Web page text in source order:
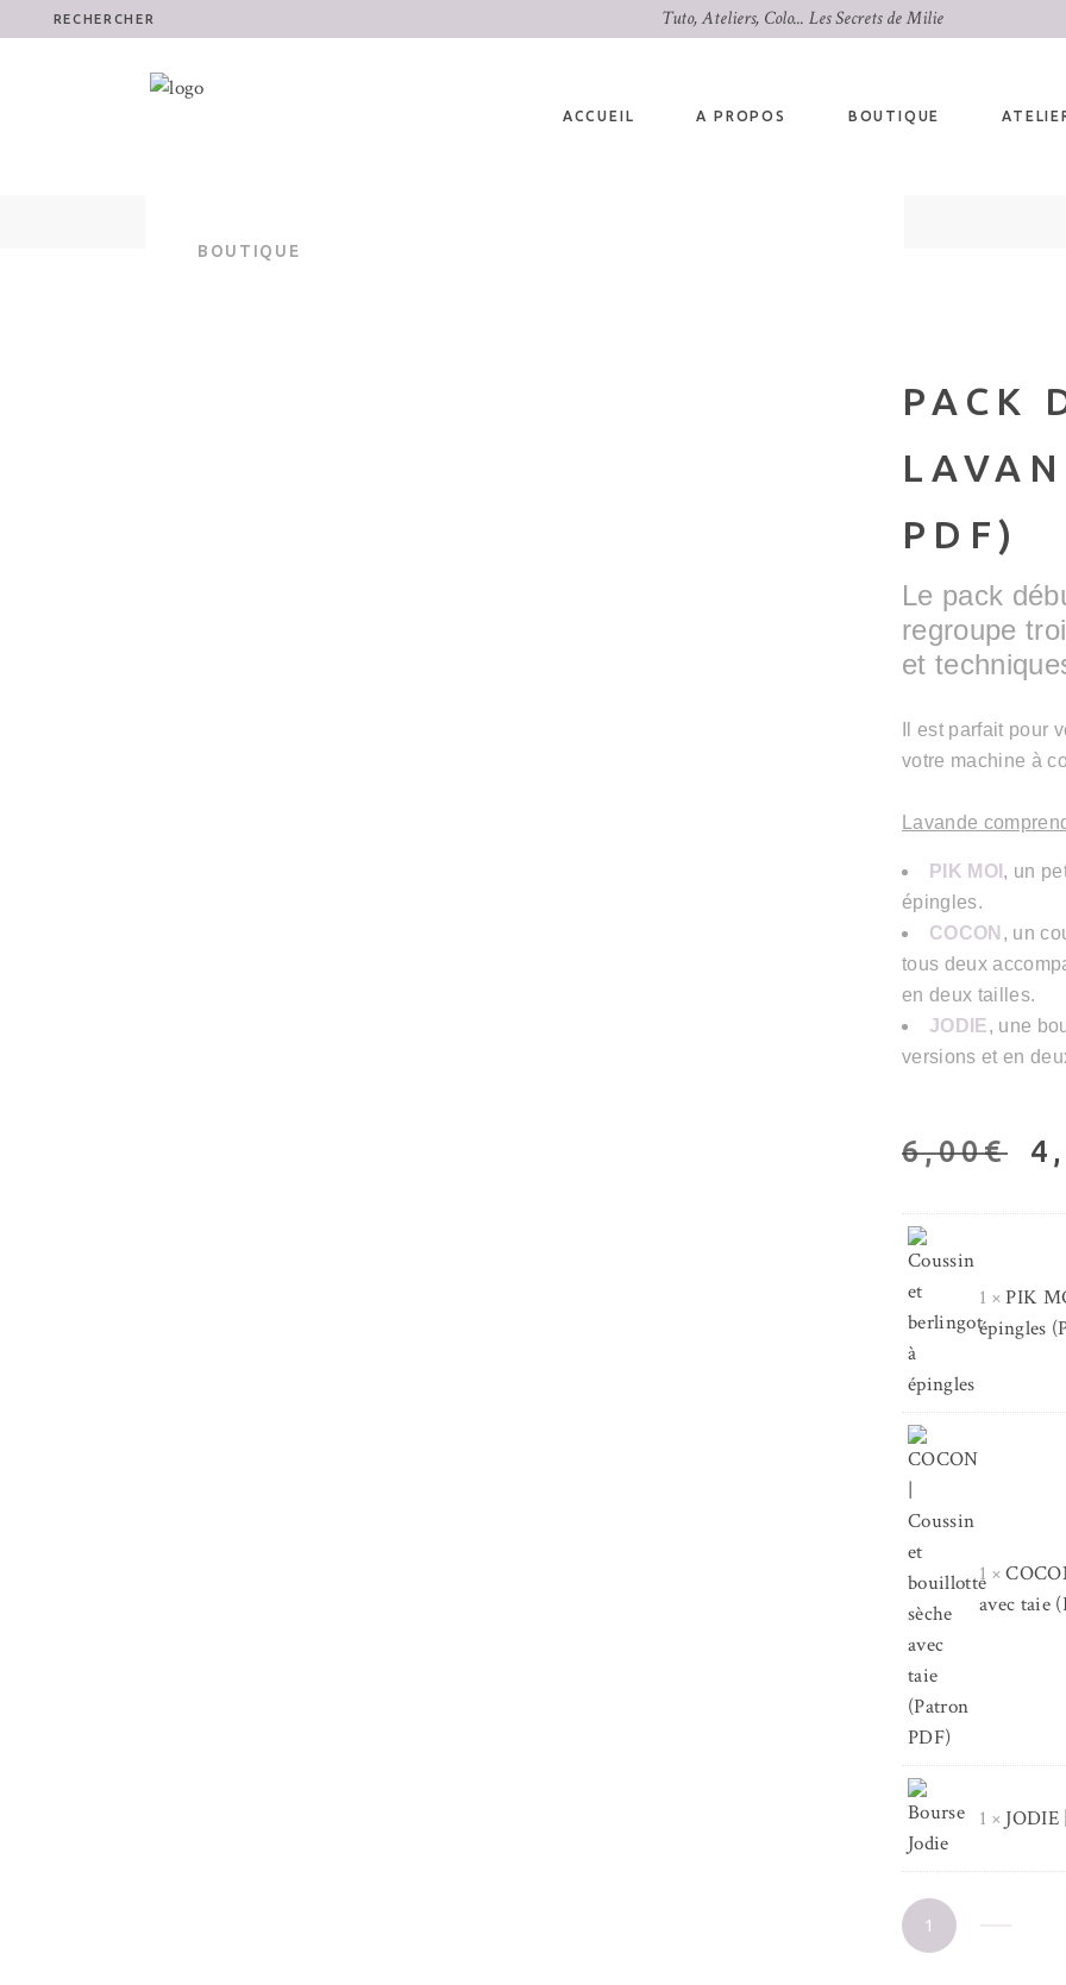
RECHERCHER Tuto, Ateliers, Colo... Les Secrets de Milie
ACCUEIL A PROPOS BOUTIQUE
BOUTIQUE
PACK
PDF)
Le pack
regroupe
et
Il est parfait pour
votre machine à
Lavande
PIK MOI , un
épingles.
COCON , un
tous deux
en deux tailles.
JODIE, une
versions et en
6,00€
1 ×PIK
épingles
1 ×
avec taie
1 × JODIE
Pack
Débutant